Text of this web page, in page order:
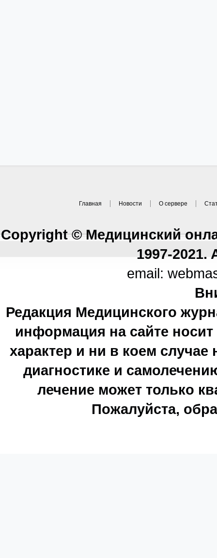
Главная Новости О сервере
Copyright © Медицинский
1997-2021.
email:
Редакция Медицинского
информация на сайте
характер и ни в коем
диагностике и
лечение может только
Пожалуйста,